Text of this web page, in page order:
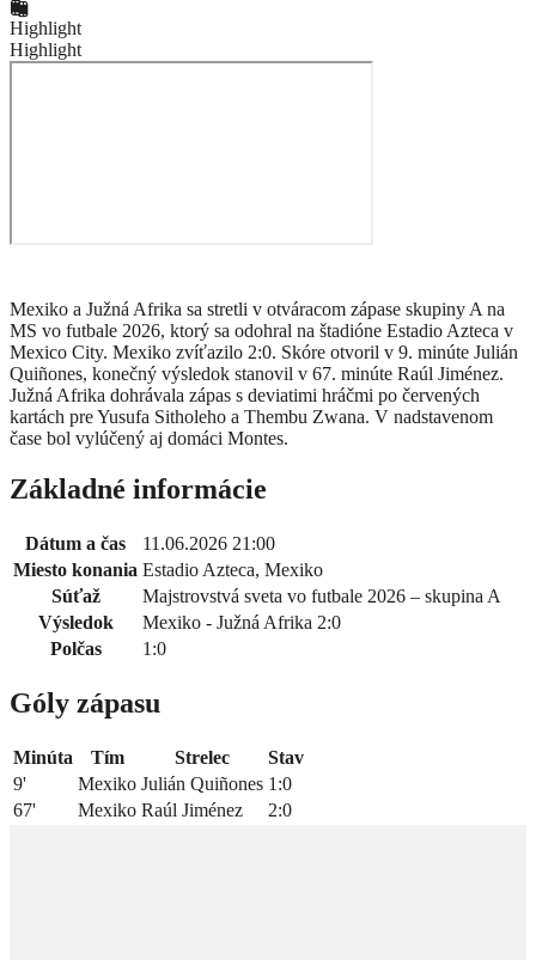
Highlight
Highlight
Mexiko a Južná Afrika sa stretli v otváracom zápase skupiny A na
MS vo futbale 2026, ktorý sa odohral na štadióne Estadio Azteca v
Mexico City. Mexiko zvíťazilo 2:0. Skóre otvoril v 9. minúte Julián
Quiñones, konečný výsledok stanovil v 67. minúte Raúl Jiménez.
Južná Afrika dohrávala zápas s deviatimi hráčmi po červených
kartách pre Yusufa Sitholeho a Thembu Zwana. V nadstavenom
čase bol vylúčený aj domáci Montes.
Základné informácie
Dátum a čas
11.06.2026 21:00
Miesto konania Estadio Azteca, Mexiko
Súťaž
Majstrovstvá sveta vo futbale 2026 – skupina A
Výsledok
Mexiko - Južná Afrika 2:0
Polčas
1:0
Góly zápasu
Minúta Tím Strelec
Stav
9'
Mexiko Julián Quiñones 1:0
67'
Mexiko Raúl Jiménez 2:0